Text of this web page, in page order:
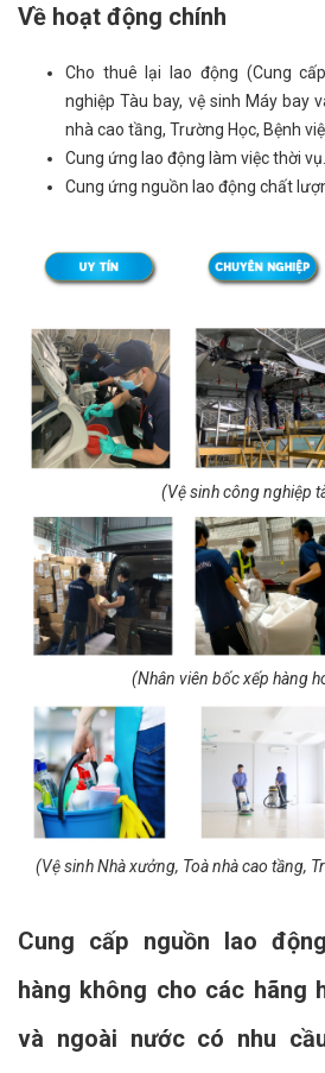
Về hoạt động chính
Cho thuê lại lao động (Cung
nghiệp Tàu bay, vệ sinh Máy bay
nhà cao tầng, Trường Học, Bệnh
Cung ứng lao động làm việc thời vụ.
Cung ứng nguồn lao động chất
(Vệ sinh công nghiệp
(Nhân viên bốc xếp hàng
(Vệ sinh Nhà xưởng, Toà nhà cao tầng,
Cung cấp nguồn lao
hàng không cho các hãng
và ngoài nước có nhu